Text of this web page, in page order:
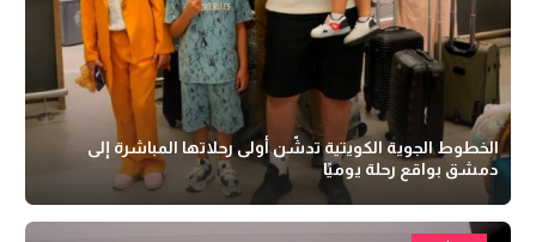
الخطوط الجوية الكويتية تدشّن أولى رحلاتها المباشرة إلى
دمشق بواقع رحلة يوميًا